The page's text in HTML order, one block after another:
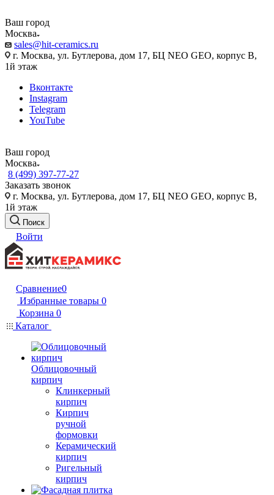
Ваш город
Москва
sales@hit-ceramics.ru
г. Москва, ул. Бутлерова, дом 17, БЦ NEO GEO, корпус В,
1й этаж
Вконтакте
Instagram
Telegram
YouTube
Ваш город
Москва
8 (499) 397-77-27
Заказать звонок
г. Москва, ул. Бутлерова, дом 17, БЦ NEO GEO, корпус В,
1й этаж
Поиск
Войти
Сравнение0
Избранные товары 0
Корзина 0
Каталог
Облицовочный
кирпич
Клинкерный
кирпич
Кирпич
ручной
формовки
Керамический
кирпич
Ригельный
кирпич